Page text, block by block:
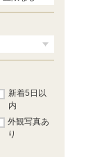
新着5日以
内
外観写真あ
り